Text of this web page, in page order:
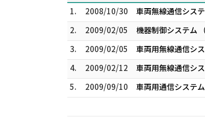
1.
2008/10/30
車両無線通信シス
2.
2009/02/05
機器制御システム
3.
2009/02/05
車両用無線通信シ
4.
2009/02/12
車両用無線通信シ
5.
2009/09/10
車両用通信システ